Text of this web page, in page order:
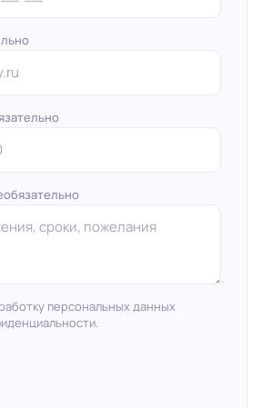
персональных данных